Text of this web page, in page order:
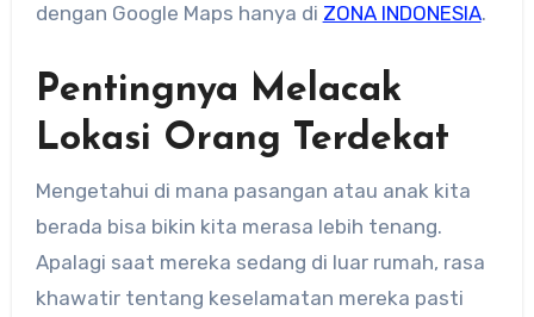
dengan Google Maps hanya di ZONA INDONESIA.
Pentingnya Melacak
Lokasi Orang Terdekat
​Mengetahui di mana pasangan atau anak kita
berada bisa bikin kita merasa lebih tenang.​
Apalagi saat mereka sedang di luar rumah, rasa
khawatir tentang keselamatan mereka pasti